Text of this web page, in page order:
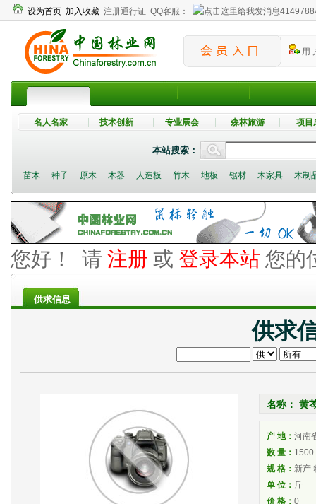
设为首页 加入收藏 注册通行证 QQ客服：
用
名人名家 技术创新 专业展会 森林旅游 项目
本站搜索：
苗木 种子 原木 木器 人造板 竹木 地板 锯材 木家具 木制
您好！ 请 注册 或 登录本站 您的
供求信息
供求
名称： 黄
产 地： 河南
数 量： 1500
规 格： 新产
单 位： 斤
价 格： 0